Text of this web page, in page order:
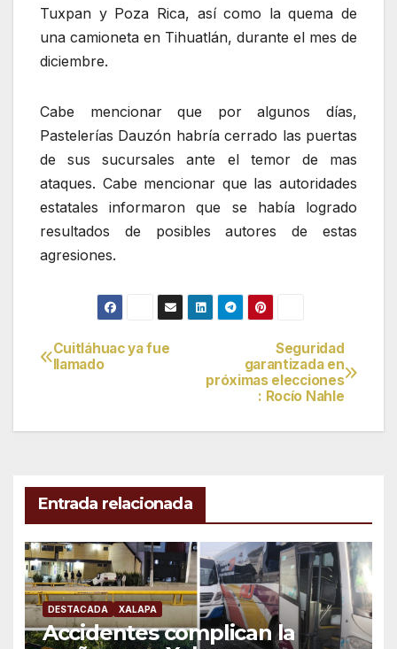
Tuxpan y Poza Rica, así como la quema de
una camioneta en Tihuatlán, durante el mes de
diciembre.
Cabe mencionar que por algunos días,
Pastelerías Dauzón habría cerrado las puertas
de sus sucursales ante el temor de mas
ataques. Cabe mencionar que las autoridades
estatales informaron que se había logrado
resultados de posibles autores de estas
agresiones.
Navegación
entradas
Seguridad
garantizada en
próximas elecciones
: Rocío Nahle
Cuitláhuac ya fue
llamado
Entrada relacionada
DESTACADA XALAPA
Accidentes complican la